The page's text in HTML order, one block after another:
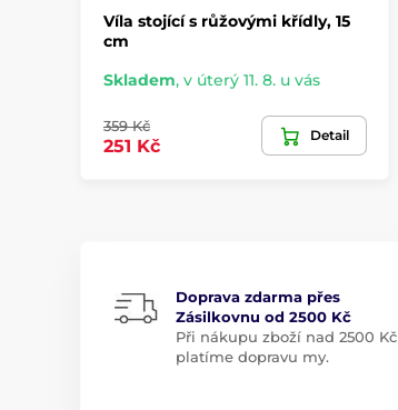
Víla stojící s růžovými křídly, 15
cm
Skladem, v úterý 11. 8. u vás
359 Kč
251 Kč
Detail
Doprava zdarma přes
Zásilkovnu od 2500 Kč
Při nákupu zboží nad 2500 Kč
platíme dopravu my.